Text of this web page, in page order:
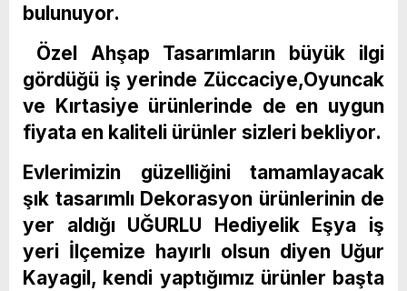
bulunuyor.
Özel Ahşap Tasarımların büyük ilgi
gördüğü iş yerinde Züccaciye,Oyuncak
ve Kırtasiye ürünlerinde de en uygun
fiyata en kaliteli ürünler sizleri bekliyor.
Evlerimizin güzelliğini tamamlayacak
şık tasarımlı Dekorasyon ürünlerinin de
yer aldığı UĞURLU Hediyelik Eşya iş
yeri İlçemize hayırlı olsun diyen Uğur
Kayagil, kendi yaptığımız ürünler başta